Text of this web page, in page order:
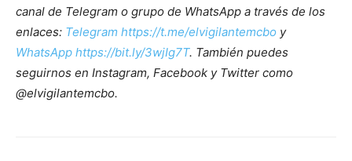
canal de Telegram o grupo de WhatsApp a través de los
enlaces: Telegram https://t.me/elvigilantemcbo y
WhatsApp https://bit.ly/3wjIg7T. También puedes
seguirnos en Instagram, Facebook y Twitter como
@elvigilantemcbo.